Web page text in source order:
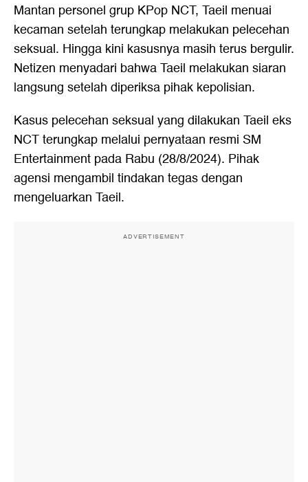
Mantan personel grup KPop NCT, Taeil menuai
kecaman setelah terungkap melakukan pelecehan
seksual. Hingga kini kasusnya masih terus bergulir.
Netizen menyadari bahwa Taeil melakukan siaran
langsung setelah diperiksa pihak kepolisian.
Kasus pelecehan seksual yang dilakukan Taeil eks
NCT terungkap melalui pernyataan resmi SM
Entertainment pada Rabu (28/8/2024). Pihak
agensi mengambil tindakan tegas dengan
mengeluarkan Taeil.
ADVERTISEMENT